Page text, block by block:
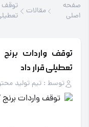
صفحه
اصلی
مقالات
توقف
توقف واردات برنج
تعطیلی قرار داد
توسط : تیم تولید